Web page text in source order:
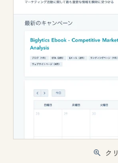
ク